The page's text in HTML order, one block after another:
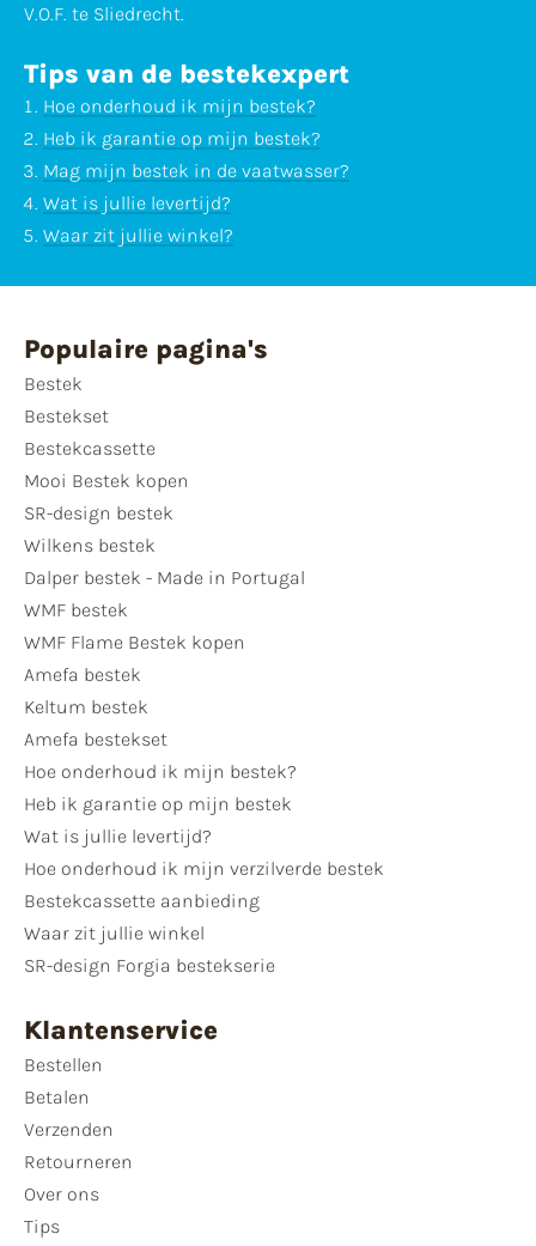
V.O.F. te Sliedrecht.
Tips van de bestekexpert
Hoe onderhoud ik mijn bestek?
Heb ik garantie op mijn bestek?
Mag mijn bestek in de vaatwasser?
Wat is jullie levertijd?
Waar zit jullie winkel?
Populaire pagina's
Bestek
Bestekset
Bestekcassette
Mooi Bestek kopen
SR-design bestek
Wilkens bestek
Dalper bestek - Made in Portugal
WMF bestek
WMF Flame Bestek kopen
Amefa bestek
Keltum bestek
Amefa bestekset
Hoe onderhoud ik mijn bestek?
Heb ik garantie op mijn bestek
Wat is jullie levertijd?
Hoe onderhoud ik mijn verzilverde bestek
Bestekcassette aanbieding
Waar zit jullie winkel
SR-design Forgia bestekserie
Klantenservice
Bestellen
Betalen
Verzenden
Retourneren
Over ons
Tips